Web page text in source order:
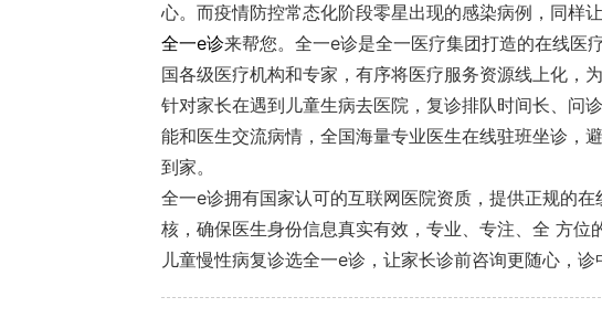
心。而疫情防控常态化阶段零星出现的感染病例，同样
全一e诊来帮您。全一e诊是全一医疗集团打造的在线医
国各级医疗机构和专家，有序将医疗服务资源线上化，
针对家长在遇到儿童生病去医院，复诊排队时间长、问
能和医生交流病情，全国海量专业医生在线驻班坐诊，
到家。
全一e诊拥有国家认可的互联网医院资质，提供正规的
核，确保医生身份信息真实有效，专业、专注、全 方位
儿童慢性病复诊选全一e诊，让家长诊前咨询更随心，